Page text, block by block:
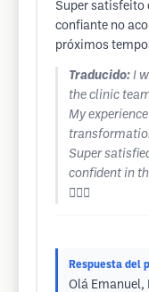
Super satisfeito
confiante no
próximos
Traducido: I
the clinic
My
Super
confident in
💇‍♂️✨
Respuesta del
Olá